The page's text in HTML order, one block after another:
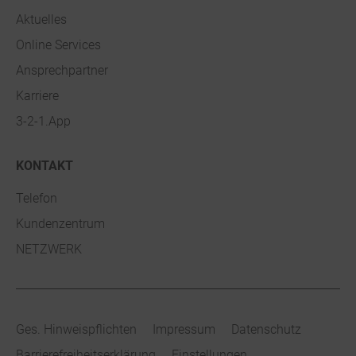
Aktuelles
Online Services
Ansprechpartner
Karriere
3-2-1.App
KONTAKT
Telefon
Kundenzentrum
NETZWERK
Ges. Hinweispflichten Impressum
Datenschutz